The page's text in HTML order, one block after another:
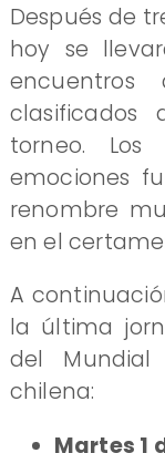
Después de
hoy se
torneo. Los
emociones
renombre
en el
A
la última
del
chilena:
Martes 1